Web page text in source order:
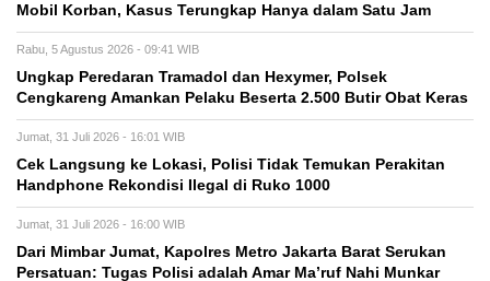
Mobil Korban, Kasus Terungkap Hanya dalam Satu Jam
Rabu, 5 Agustus 2026 - 09:41 WIB
Ungkap Peredaran Tramadol dan Hexymer, Polsek
Cengkareng Amankan Pelaku Beserta 2.500 Butir Obat Keras
Jumat, 31 Juli 2026 - 16:01 WIB
Cek Langsung ke Lokasi, Polisi Tidak Temukan Perakitan
Handphone Rekondisi Ilegal di Ruko 1000
Jumat, 31 Juli 2026 - 16:00 WIB
Dari Mimbar Jumat, Kapolres Metro Jakarta Barat Serukan
Persatuan: Tugas Polisi adalah Amar Ma’ruf Nahi Munkar